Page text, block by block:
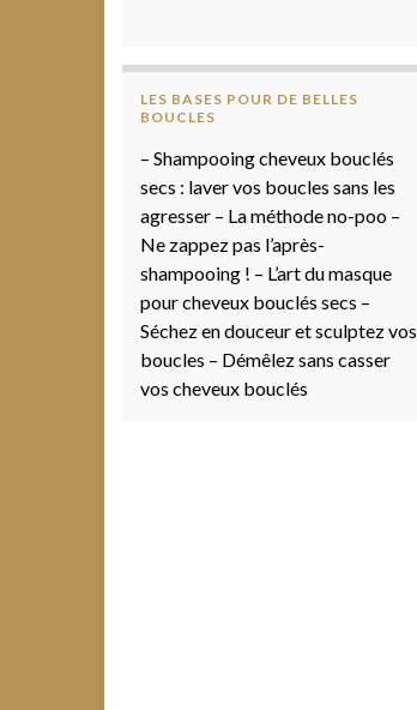
LES BASES POUR DE BELLES
BOUCLES
– Shampooing cheveux bouclés
secs : laver vos boucles sans les
agresser – La méthode no-poo –
Ne zappez pas l’après-
shampooing ! – L’art du masque
pour cheveux bouclés secs –
Séchez en douceur et sculptez vos
boucles – Démêlez sans casser
vos cheveux bouclés